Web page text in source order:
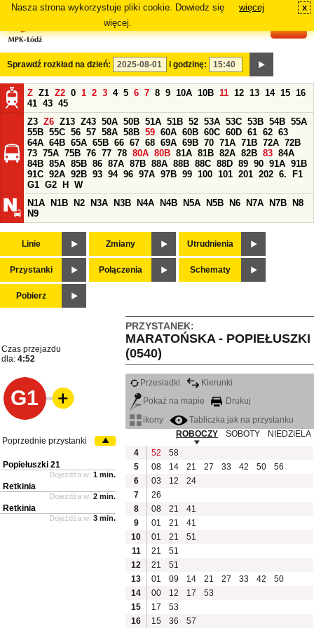
Nasza strona wykorzystuje pliki cookie. Dowiedz się
więcej.
więcej x
Sprawdź rozkład na dzień: i godzinę:
Z Z1 Z2 0 1 2 3 4 5 6 7 8 9 10A 10B 11 12 13 14 15 16
41 43 45
Z3 Z6 Z13 Z43 50A 50B 51A 51B 52 53A 53C 53B 54B 55A
55B 55C 56 57 58A 58B 59 60A 60B 60C 60D 61 62 63
64A 64B 65A 65B 66 67 68 69A 69B 70 71A 71B 72A 72B
73 75A 75B 76 77 78 80A 80B 81A 81B 82A 82B 83 84A
84B 85A 85B 86 87A 87B 88A 88B 88C 88D 89 90 91A 91B
91C 92A 92B 93 94 96 97A 97B 99 100 101 201 202 6.
F1
G1 G2 H
W
N1A
N1B N2 N3A N3B N4A N4B N5A N5B N6 N7A N7B
N8
N9
Linie Zmiany Utrudnienia
Przystanki Połączenia Schematy
Pobierz
PRZYSTANEK:
MARATOŃSKA - POPIEŁUSZKI
(0540)
Czas przejazdu
dla: 4:52
G1
Przesiadki
Kierunki
Pokaż na mapie
Drukuj
ikony
Tabliczka jak na przystanku
ROBOCZY
SOBOTY
NIEDZIELA
4
52
58
5
08 14 21 27 33 42 50
56
6
03 12
24
7
26
8
08 21
41
9
01 21
41
10
01 21
51
11
21
51
12
21
51
13
01 09 14 21 27 33 42
50
14
00 12 17
53
15
17
53
16
15 36 57
Poprzednie przystanki
Popiełuszki 21
Dojeżdża w: 1 min.
Retkinia
Dojeżdża w: 2 min.
Retkinia
Dojeżdża w: 3 min.